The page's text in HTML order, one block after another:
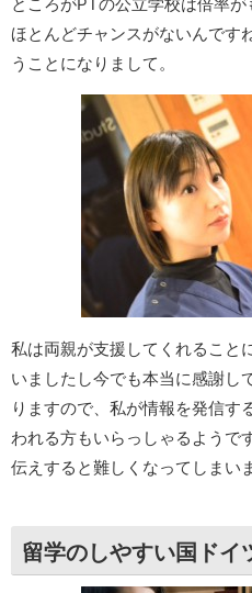
ほとんどチャンスがないんです
うことになりまして。
私は両親が支援してくれること
いましたし今でも本当に感謝し
りますので、私が情報を発信す
われる方もいらっしゃるようで
伝えすると難しくなってしまい
留学のしやすい国ドイ